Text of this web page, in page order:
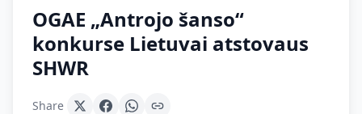
OGAE „Antrojo šanso“
konkurse Lietuvai atstovaus
SHWR
Share